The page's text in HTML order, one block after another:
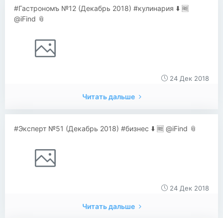
#Гастрономъ №12 (Декабрь 2018) #кулинария ⬇️ 🆓
@iFind 📎
24 Дек 2018
Читать дальше
#Эксперт №51 (Декабрь 2018) #бизнес ⬇️ 🆓 @iFind 📎
24 Дек 2018
Читать дальше